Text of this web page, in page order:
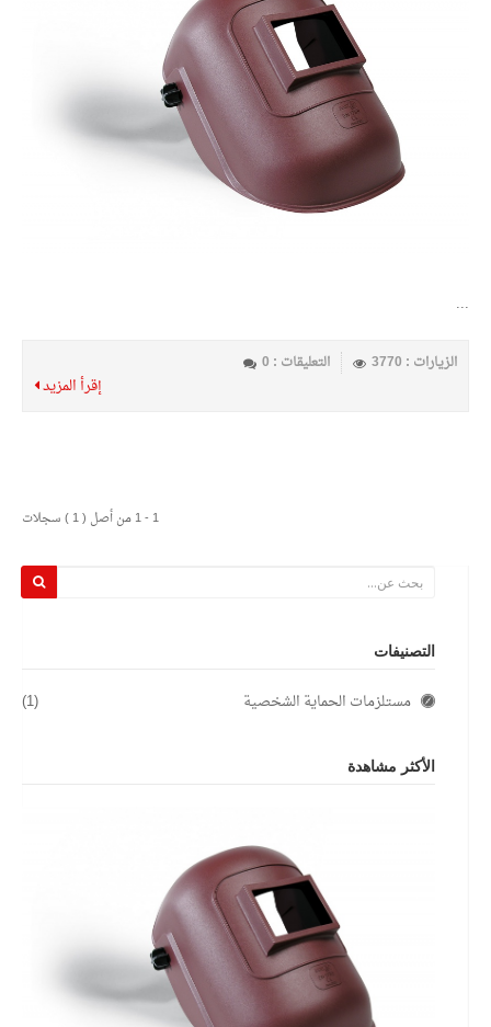
...
الزيارات : 3770 التعليقات : 0
إقرأ المزيد
1 - 1 من أصل ( 1 ) سجلات
التصنيفات
مستلزمات الحماية الشخصية (1)
الأكثر مشاهدة